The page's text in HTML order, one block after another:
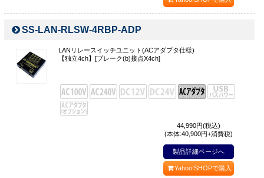
SS-LAN-RLSW-4RBP-ADP
LANリレースイッチユニット(ACアダプタ仕様)
【独立4ch】[ブレーク(b)接点X4ch]
44,990円(税込)
(本体:40,900円+消費税)
製品詳細ページへ
Yahoo!SHOPで購入